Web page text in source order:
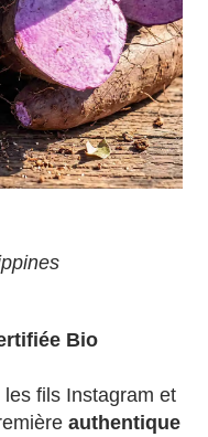
Bio
les fils Instagram et
authentique